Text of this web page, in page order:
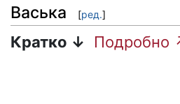
Васька [ред.]
Кратко ↓ Подробно